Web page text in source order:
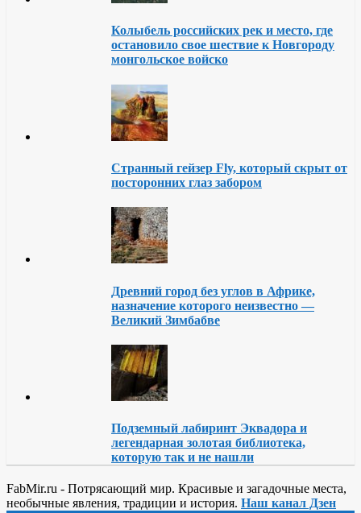
Колыбель российских рек и место, где
остановило свое шествие к Новгороду
монгольское войско
Странный гейзер Fly, который скрыт от
посторонних глаз забором
Древний город без углов в Африке,
назначение которого неизвестно —
Великий Зимбабве
Подземный лабиринт Эквадора и
легендарная золотая библиотека,
которую так и не нашли
FabMir.ru - Потрясающий мир. Красивые и загадочные места,
необычные явления, традиции и история. Наш канал Дзен